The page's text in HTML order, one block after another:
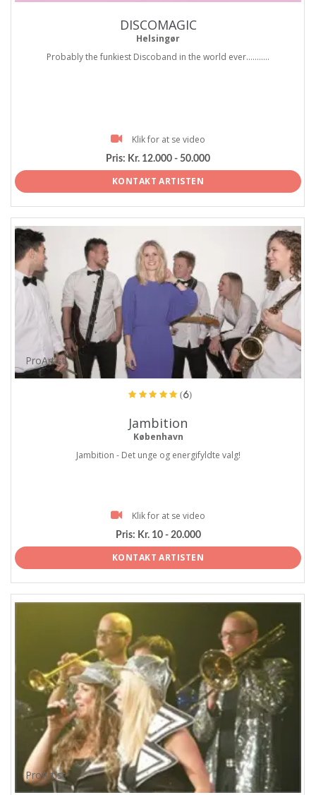
DISCOMAGIC
Helsingør
Probably the funkiest Discoband in the world ever...........
Klik for at se video
Pris: Kr. 12.000 - 50.000
KONTAKT ARTISTEN
ProArtist
(6)
Jambition
København
Jambition - Det unge og energifyldte valg!
Klik for at se video
Pris: Kr. 10 - 20.000
KONTAKT ARTISTEN
ProArtist